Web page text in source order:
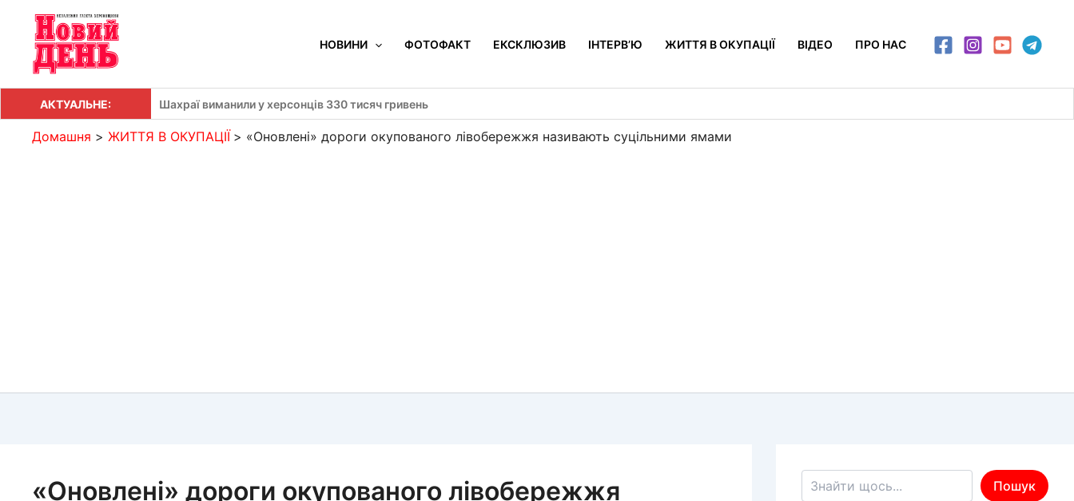
Перейти
вмісту
НОВИНИ ФОТОФАКТ ЕКСКЛЮЗИВ ІНТЕРВ’Ю ЖИТТЯ В ОКУПАЦІЇ ВІДЕО ПРО НАС
АКТУАЛЬНЕ: Шахраї виманили у херсонців 330 тисяч гривень
Домашня ЖИТТЯ В ОКУПАЦІЇ «Оновлені» дороги окупованого лівобережжя називають суцільними ямами
«Оновлені» дороги окупованого лівобережжя
Пошук по сайту
Пошук